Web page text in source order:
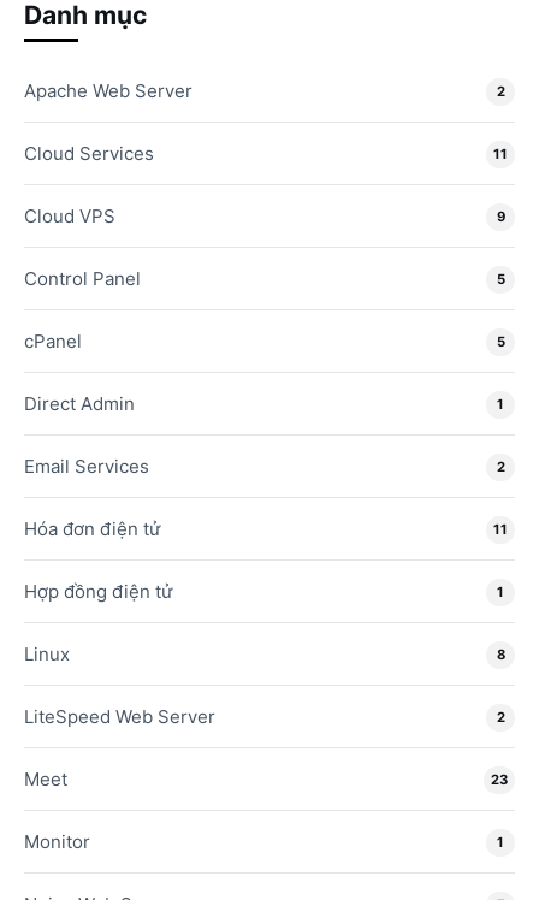
Danh mục
Apache Web Server 2
Cloud Services 11
Cloud VPS 9
Control Panel 5
cPanel 5
Direct Admin 1
Email Services 2
Hóa đơn điện tử 11
Hợp đồng điện tử 1
Linux 8
LiteSpeed Web Server 2
Meet 23
Monitor 1